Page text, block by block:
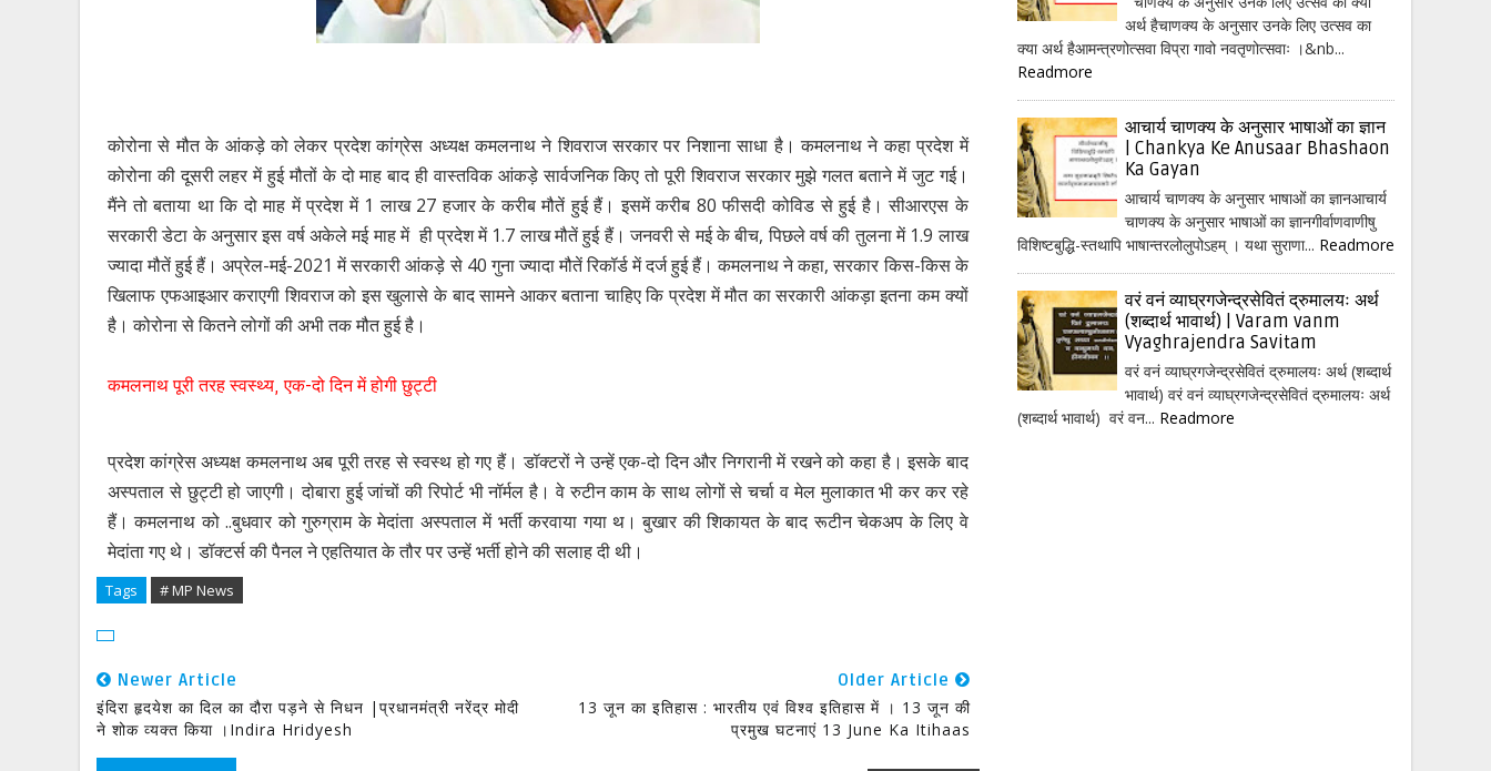
कोरोना से मौत के आंकड़े को लेकर प्रदेश कांग्रेस अध्यक्ष कमलनाथ ने शिवराज सरकार पर निशाना साधा है। कमलनाथ ने कहा प्रदेश में
कोरोना की दूसरी लहर में हुई मौतों के दो माह बाद ही वास्तविक आंकड़े सार्वजनिक किए तो पूरी शिवराज सरकार मुझे गलत बताने में जुट गई।
मैंने तो बताया था कि दो माह में प्रदेश में 1 लाख 27 हजार के करीब मौतें हुई हैं। इसमें करीब 80 फीसदी कोविड से हुई है। सीआरएस के
सरकारी डेटा के अनुसार इस वर्ष अकेले मई माह में ही प्रदेश में 1.7 लाख मौतें हुई हैं। जनवरी से मई के बीच, पिछले वर्ष की तुलना में 1.9 लाख
ज्यादा मौतें हुई हैं। अप्रेल-मई-2021 में सरकारी आंकड़े से 40 गुना ज्यादा मौतें रिकॉर्ड में दर्ज हुई हैं। कमलनाथ ने कहा, सरकार किस-किस के
खिलाफ एफआइआर कराएगी शिवराज को इस खुलासे के बाद सामने आकर बताना चाहिए कि प्रदेश में मौत का सरकारी आंकड़ा इतना कम क्यों
है। कोरोना से कितने लोगों की अभी तक मौत हुई है।
कमलनाथ पूरी तरह स्वस्थ्य, एक-दो दिन में होगी छुट्टी
प्रदेश कांग्रेस अध्यक्ष कमलनाथ अब पूरी तरह से स्वस्थ हो गए हैं। डॉक्टरों ने उन्हें एक-दो दिन और निगरानी में रखने को कहा है। इसके बाद
अस्पताल से छुट्टी हो जाएगी। दोबारा हुई जांचों की रिपोर्ट भी नॉर्मल है। वे रुटीन काम के साथ लोगों से चर्चा व मेल मुलाकात भी कर कर रहे
हैं। कमलनाथ को ..बुधवार को गुरुग्राम के मेदांता अस्पताल में भर्ती करवाया गया थ। बुखार की शिकायत के बाद रूटीन चेकअप के लिए वे
मेदांता गए थे। डॉक्टर्स की पैनल ने एहतियात के तौर पर उन्हें भर्ती होने की सलाह दी थी।
Tags # MP News
Newer Article
इंदिरा हृदयेश का दिल का दौरा पड़ने से निधन |प्रधानमंत्री नरेंद्र मोदी
ने शोक व्यक्त किया ।Indira Hridyesh
Older Article
13 जून का इतिहास : भारतीय एवं विश्व इतिहास में । 13 जून की
प्रमुख घटनाएं 13 June Ka Itihaas
अर्थ हैचाणक्य के अनुसार उनके लिए उत्सव का
क्या अर्थ हैआमन्त्रणोत्सवा विप्रा गावो नवतृणोत्सवाः ।&nb...
Readmore
आचार्य चाणक्य के अनुसार भाषाओं का ज्ञान
| Chankya Ke Anusaar Bhashaon
Ka Gayan
आचार्य चाणक्य के अनुसार भाषाओं का ज्ञानआचार्य
चाणक्य के अनुसार भाषाओं का ज्ञानगीर्वाणवाणीषु
विशिष्टबुद्धि-स्तथापि भाषान्तरलोलुपोऽहम् । यथा सुराणा... Readmore
वरं वनं व्याघ्रगजेन्द्रसेवितं द्रुमालयः अर्थ
(शब्दार्थ भावार्थ) | Varam vanm
Vyaghrajendra Savitam
वरं वनं व्याघ्रगजेन्द्रसेवितं द्रुमालयः अर्थ (शब्दार्थ
भावार्थ) वरं वनं व्याघ्रगजेन्द्रसेवितं द्रुमालयः अर्थ
(शब्दार्थ भावार्थ) वरं वन... Readmore